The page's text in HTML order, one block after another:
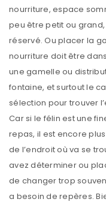
nourriture, espace
peu être petit ou
réservé. Ou placer la
nourriture doit être
une gamelle ou
fontaine, et surtout le
sélection pour trouver
Car si le félin est une
repas, il est encore
de l’endroit où va se
avez déterminer ou
de changer trop
a besoin de repères.